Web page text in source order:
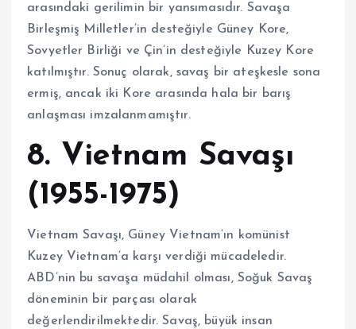
arasındaki gerilimin bir yansımasıdır. Savaşa
Birleşmiş Milletler’in desteğiyle Güney Kore,
Sovyetler Birliği ve Çin’in desteğiyle Kuzey Kore
katılmıştır. Sonuç olarak, savaş bir ateşkesle sona
ermiş, ancak iki Kore arasında hala bir barış
anlaşması imzalanmamıştır.
8. Vietnam Savaşı
(1955-1975)
Vietnam Savaşı, Güney Vietnam’ın komünist
Kuzey Vietnam’a karşı verdiği mücadeledir.
ABD’nin bu savaşa müdahil olması, Soğuk Savaş
döneminin bir parçası olarak
değerlendirilmektedir. Savaş, büyük insan